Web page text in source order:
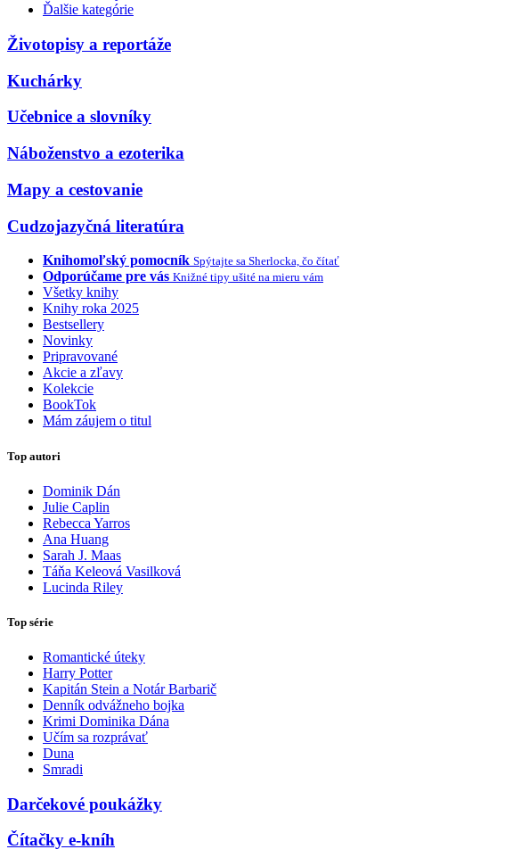
Ďalšie kategórie
Životopisy a reportáže
Kuchárky
Učebnice a slovníky
Náboženstvo a ezoterika
Mapy a cestovanie
Cudzojazyčná literatúra
Knihomoľský pomocník Spýtajte sa Sherlocka, čo čítať
Odporúčame pre vás Knižné tipy ušité na mieru vám
Všetky knihy
Knihy roka 2025
Bestsellery
Novinky
Pripravované
Akcie a zľavy
Kolekcie
BookTok
Mám záujem o titul
Top autori
Dominik Dán
Julie Caplin
Rebecca Yarros
Ana Huang
Sarah J. Maas
Táňa Keleová Vasilková
Lucinda Riley
Top série
Romantické úteky
Harry Potter
Kapitán Stein a Notár Barbarič
Denník odvážneho bojka
Krimi Dominika Dána
Učím sa rozprávať
Duna
Smradi
Darčekové poukážky
Čítačky e-kníh